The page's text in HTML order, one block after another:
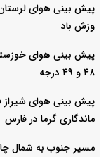
وزش باد
۴۸ و ۴۹ درجه
ماندگاری گرما در فارس
مسیر جنوب به شمال